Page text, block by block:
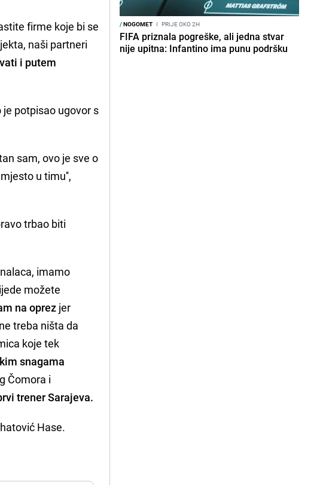
firme koje bi se
naši partneri
i putem
je potpisao ugovor s
sam, ovo je sve o
u timu'',
trbao biti
imamo
možete
na oprez jer
treba ništa da
koje tek
snagama
Čomora i
trener Sarajeva.
Hase.
/NOGOMET I PRIJE OKO 2H
FIFA priznala pogreške, ali jedna stvar
nije upitna: Infantino ima punu podršku